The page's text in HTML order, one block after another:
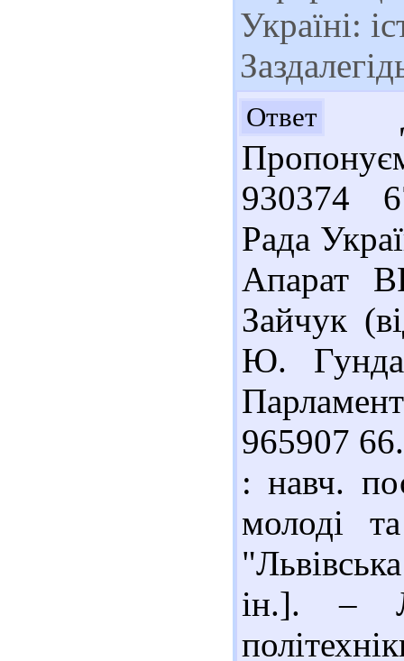
Україні:
Ответ
930374
Рада
Апарат
Зайчук
Ю.
965907
: навч.
молоді
ін.]. –